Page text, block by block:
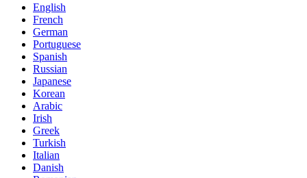
English
French
German
Portuguese
Spanish
Russian
Japanese
Korean
Arabic
Irish
Greek
Turkish
Italian
Danish